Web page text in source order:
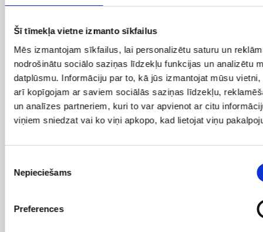
Šī tīmekļa vietne izmanto sīkfailus
Mēs izmantojam sīkfailus, lai personalizētu saturu un
nodrošinātu sociālo saziņas līdzekļu funkcijas un analizētu
datplūsmu. Informāciju par to, kā jūs izmantojat mūsu vietni,
arī kopīgojam ar saviem sociālās saziņas līdzekļu,
un analīzes partneriem, kuri to var apvienot ar citu
viņiem sniedzat vai ko viņi apkopo, kad lietojat viņu
izvēle
Nepieciešams
Preferences
12/09/2025 Case Study
mēnešu SEO aktivitātēm